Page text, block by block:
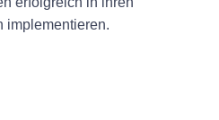
implementieren.